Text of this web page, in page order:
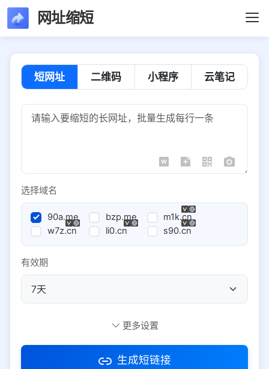
网址缩短
短网址 二维码 小程序 云笔记
选择域名
90a.me bzp.me
m1k.cn
w7z.cn
li0.cn s90.cn
有效期
更多设置
生成短链接